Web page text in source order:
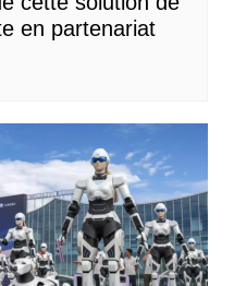
en partenariat